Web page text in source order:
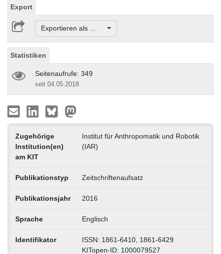
Export
Exportieren als ...
Statistiken
Seitenaufrufe: 349
seit 04.05.2018
Zugehörige
Institution(en)
am KIT
Institut für Anthropomatik und Robotik
(IAR)
Publikationstyp Zeitschriftenaufsatz
Publikationsjahr 2016
Sprache Englisch
Identifikator
ISSN: 1861-6410, 1861-6429
KITopen-ID: 1000079527